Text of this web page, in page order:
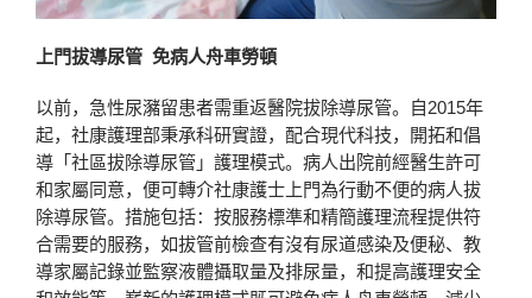
上門拔導尿管 免病人舟車勞頓
以前，急性尿瀦留患者需重返醫院拔除導尿管。自2015年
起，社康護理部秉承科研實證，配合現代科技，開拓和倡
導「社區拔除導尿管」護理模式。病人出院前經醫生許可
和家屬同意，便可轉介社康護士上門為行動不便的病人拔
除導尿管。措施包括：按服務標準和精簡護理流程提供符
合需要的服務，如拔管前檢查有沒有尿道感染及便秘、教
導家屬記錄並監察液體攝取量及排尿量，和提高護理安全